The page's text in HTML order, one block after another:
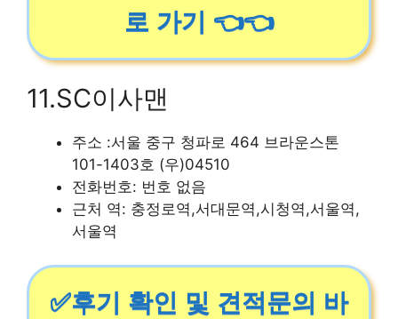
로 가기 👈👈
11.SC이사맨
주소 :서울 중구 청파로 464 브라운스톤
101-1403호 (우)04510
전화번호: 번호 없음
근처 역: 충정로역,서대문역,시청역,서울역,
서울역
✅후기 확인 및 견적문의 바